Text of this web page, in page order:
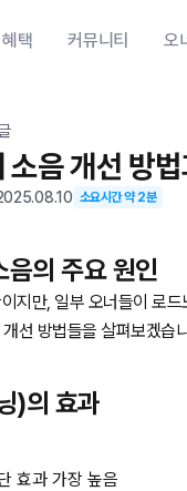
혜택 커뮤니티 오
음 개선 방
소요시간 약2분
의 주요 원인
지만, 일부 오너들이 로
선 방법들을 살펴보겠습
)의 효과
효과 가장 높음